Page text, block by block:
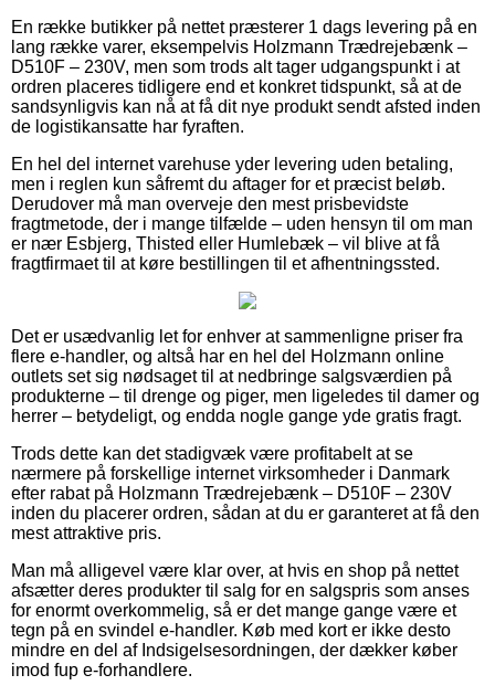
En række butikker på nettet præsterer 1 dags levering på en
lang række varer, eksempelvis Holzmann Trædrejebænk –
D510F – 230V, men som trods alt tager udgangspunkt i at
ordren placeres tidligere end et konkret tidspunkt, så at de
sandsynligvis kan nå at få dit nye produkt sendt afsted inden
de logistikansatte har fyraften.
En hel del internet varehuse yder levering uden betaling,
men i reglen kun såfremt du aftager for et præcist beløb.
Derudover må man overveje den mest prisbevidste
fragtmetode, der i mange tilfælde – uden hensyn til om man
er nær Esbjerg, Thisted eller Humlebæk – vil blive at få
fragtfirmaet til at køre bestillingen til et afhentningssted.
Det er usædvanlig let for enhver at sammenligne priser fra
flere e-handler, og altså har en hel del Holzmann online
outlets set sig nødsaget til at nedbringe salgsværdien på
produkterne – til drenge og piger, men ligeledes til damer og
herrer – betydeligt, og endda nogle gange yde gratis fragt.
Trods dette kan det stadigvæk være profitabelt at se
nærmere på forskellige internet virksomheder i Danmark
efter rabat på Holzmann Trædrejebænk – D510F – 230V
inden du placerer ordren, sådan at du er garanteret at få den
mest attraktive pris.
Man må alligevel være klar over, at hvis en shop på nettet
afsætter deres produkter til salg for en salgspris som anses
for enormt overkommelig, så er det mange gange være et
tegn på en svindel e-handler. Køb med kort er ikke desto
mindre en del af Indsigelsesordningen, der dækker køber
imod fup e-forhandlere.